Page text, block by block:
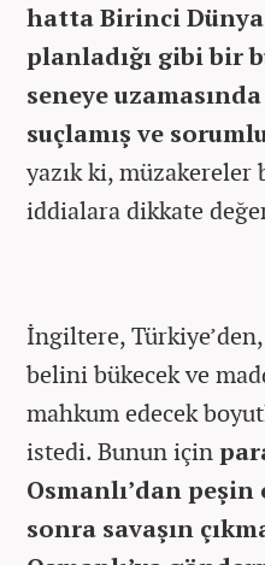
hatta Birinci Dünya
planladığı gibi bir
seneye
suçlamış ve
yazık ki,
iddialara dikkate
İngiltere,
belini bükecek ve
mahkum edecek
istedi. Bunun için
Osmanlı’dan
sonra savaşın